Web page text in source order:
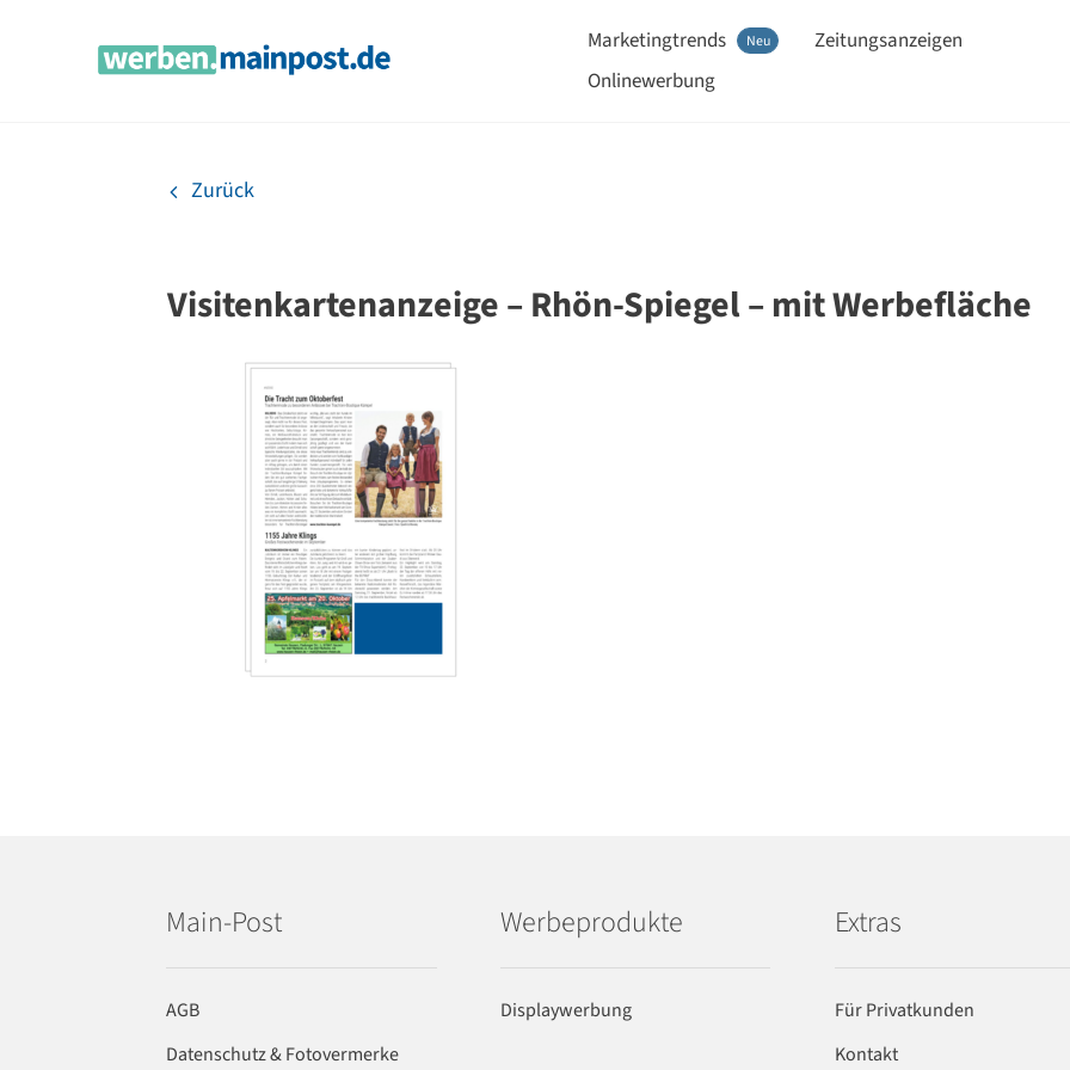
Marketingtrends Neu
Zeitungsanzeigen
Onlinewerbung
Zurück
Visitenkartenanzeige – Rhön-Spiegel – mit Werbefläche
Main-Post
AGB
Datenschutz & Fotovermerke
Werbeprodukte
Displaywerbung
Extras
Für Privatkunden
Kontakt